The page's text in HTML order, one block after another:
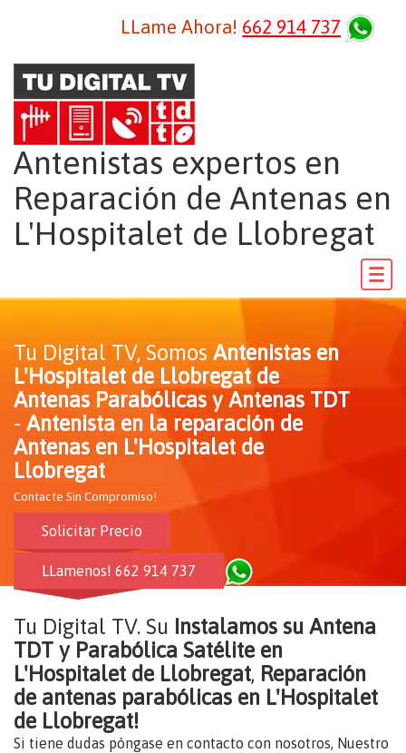
LLame Ahora! 662 914 737
Antenistas expertos en
Reparación de Antenas en
L'Hospitalet de Llobregat
Tu Digital TV, Somos Antenistas en
L'Hospitalet de Llobregat de
Antenas Parabólicas y Antenas TDT
- Antenista en la reparación de
Antenas en L'Hospitalet de
Llobregat
Contacte Sin Compromiso!
Solicitar Precio
LLamenos! 662 914 737
Tu Digital TV. Su Instalamos su Antena
TDT y Parabólica Satélite en
L'Hospitalet de Llobregat, Reparación
de antenas parabólicas en L'Hospitalet
de Llobregat!
Si tiene dudas póngase en contacto con nosotros, Nuestro